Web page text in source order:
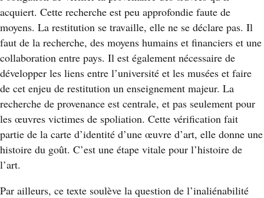
acquiert. Cette recherche est peu approfondie faute de
moyens. La restitution se travaille, elle ne se déclare pas. Il
faut de la recherche, des moyens humains et financiers et une
collaboration entre pays. Il est également nécessaire de
développer les liens entre l’université et les musées et faire
de cet enjeu de restitution un enseignement majeur. La
recherche de provenance est centrale, et pas seulement pour
les œuvres victimes de spoliation. Cette vérification fait
partie de la carte d’identité d’une œuvre d’art, elle donne une
histoire du goût. C’est une étape vitale pour l’histoire de
l’art.
Par ailleurs, ce texte soulève la question de l’inaliénabilité